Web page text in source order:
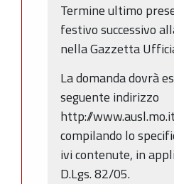
Termine ultimo
festivo successivo
nella Gazzetta
La domanda dovrà
seguente indirizzo
http://
compilando lo
ivi contenute, in
D.Lgs. 82/05.